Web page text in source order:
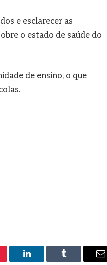
e esclarecer as
o estado de saúde do
de ensino, o que
LinkedIn Tumblr